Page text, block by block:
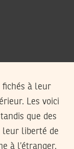
Les voici
que des
leur liberté de
à l’étranger.